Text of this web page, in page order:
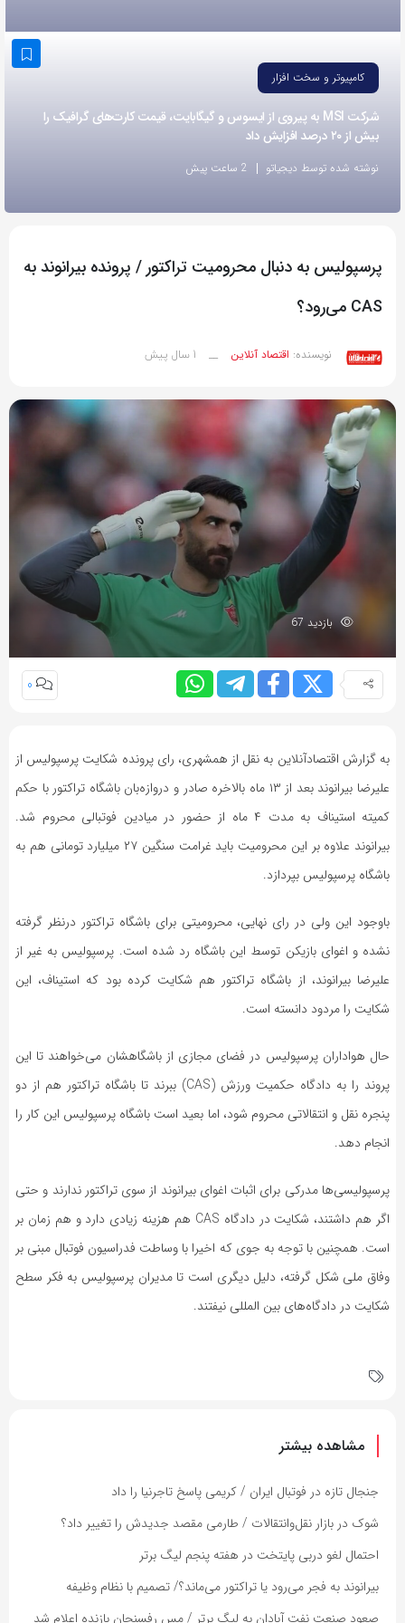
اشتراک
کپی
لینک
کامپیوتر و سخت افزار
شرکت MSI به پیروی از ایسوس و گیگابایت، قیمت کارت‌های گرافیک را
بیش از ۲۰ درصد افزایش داد
نوشته شده توسط دیجیاتو 2 ساعت پیش
پرسپولیس به دنبال محرومیت تراکتور / پرونده بیرانوند به
CAS می‌رود؟
نویسنده: اقتصاد آنلاین __ 1 سال پیش
بازدید 67
0
به گزارش اقتصادآنلاین به نقل از همشهری، رای پرونده شکایت پرسپولیس از
علیرضا بیرانوند بعد از ۱۳ ماه بالاخره صادر و دروازه‌بان باشگاه تراکتور با حکم
کمیته استیناف به مدت ۴ ماه از حضور در میادین فوتبالی محروم شد.
بیرانوند علاوه بر این محرومیت باید غرامت سنگین ۲۷ میلیارد تومانی هم به
باشگاه پرسپولیس بپردازد.
باوجود این ولی در رای نهایی، محرومیتی برای باشگاه تراکتور درنظر گرفته
نشده و اغوای بازیکن توسط این باشگاه رد شده است. پرسپولیس به غیر از
علیرضا بیرانوند، از باشگاه تراکتور هم شکایت کرده بود که استیناف، این
شکایت را مردود دانسته است.
حال هواداران پرسپولیس در فضای مجازی از باشگاهشان می‌خواهند تا این
پروند را به دادگاه حکمیت ورزش (CAS) ببرند تا باشگاه تراکتور هم از دو
پنجره نقل و انتقالاتی محروم شود، اما بعید است باشگاه پرسپولیس این کار را
انجام دهد.
پرسپولیسی‌ها مدرکی برای اثبات اغوای بیرانوند از سوی تراکتور ندارند و حتی
اگر هم داشتند، شکایت در دادگاه CAS هم هزینه زیادی دارد و هم زمان بر
است. همچنین با توجه به جوی که اخیرا با وساطت فدراسیون فوتبال مبنی بر
وفاق ملی شکل گرفته، دلیل دیگری است تا مدیران پرسپولیس به فکر سطح
شکایت در دادگاه‌های بین المللی نیفتند.
مشاهده بیشتر
جنجال تازه در فوتبال ایران / کریمی پاسخ تاجرنیا را داد
شوک در بازار نقل‌وانتقالات / طارمی مقصد جدیدش را تغییر داد؟
احتمال لغو دربی پایتخت در هفته پنجم لیگ برتر
بیرانوند به فجر می‌رود یا تراکتور می‌ماند؟/ تصمیم با نظام وظیفه
صعود صنعت نفت آبادان به لیگ برتر / مس رفسنجان بازنده اعلام شد